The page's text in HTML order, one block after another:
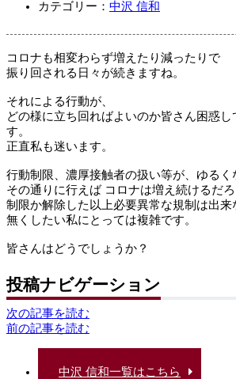
カテゴリー： 中沢 信和
コロナも相変わらず増えたり減ったりで
振り回される日々が続きますね。
それによる行動が、
どの様に立ち回ればよいのか皆さん困惑し
す。
正直私も迷います。
行動制限、濃厚接触者の扱い等が、ゆるく
その通りに行えば コロナは増え続けるだろ
制限か解除した以上必要異常な規制は出来
無くしたい私にとっては複雑です。
皆さんはどうでしょうか？
投稿ナビゲーション
次の記事を読む
前の記事を読む
中沢 信和一覧はこちら